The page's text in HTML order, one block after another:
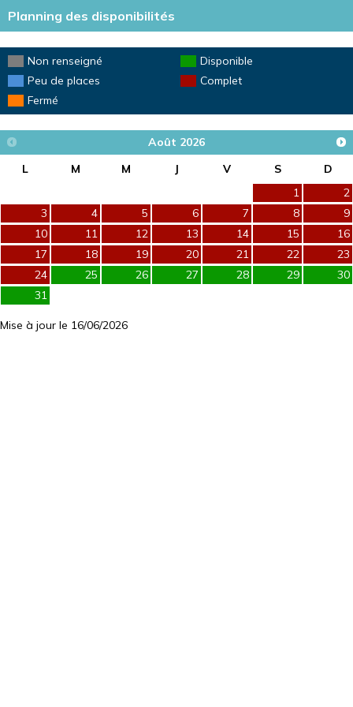
Planning des disponibilités
Non renseigné
Disponible
Peu de places
Complet
Fermé
Août 2026
L
M M J V S
D
1
2
3
4 5 6 7 8
9
10
11 12 13 14 15
16
17
18 19 20 21 22
23
24
25 26 27 28 29
30
31
Mise à jour le 16/06/2026